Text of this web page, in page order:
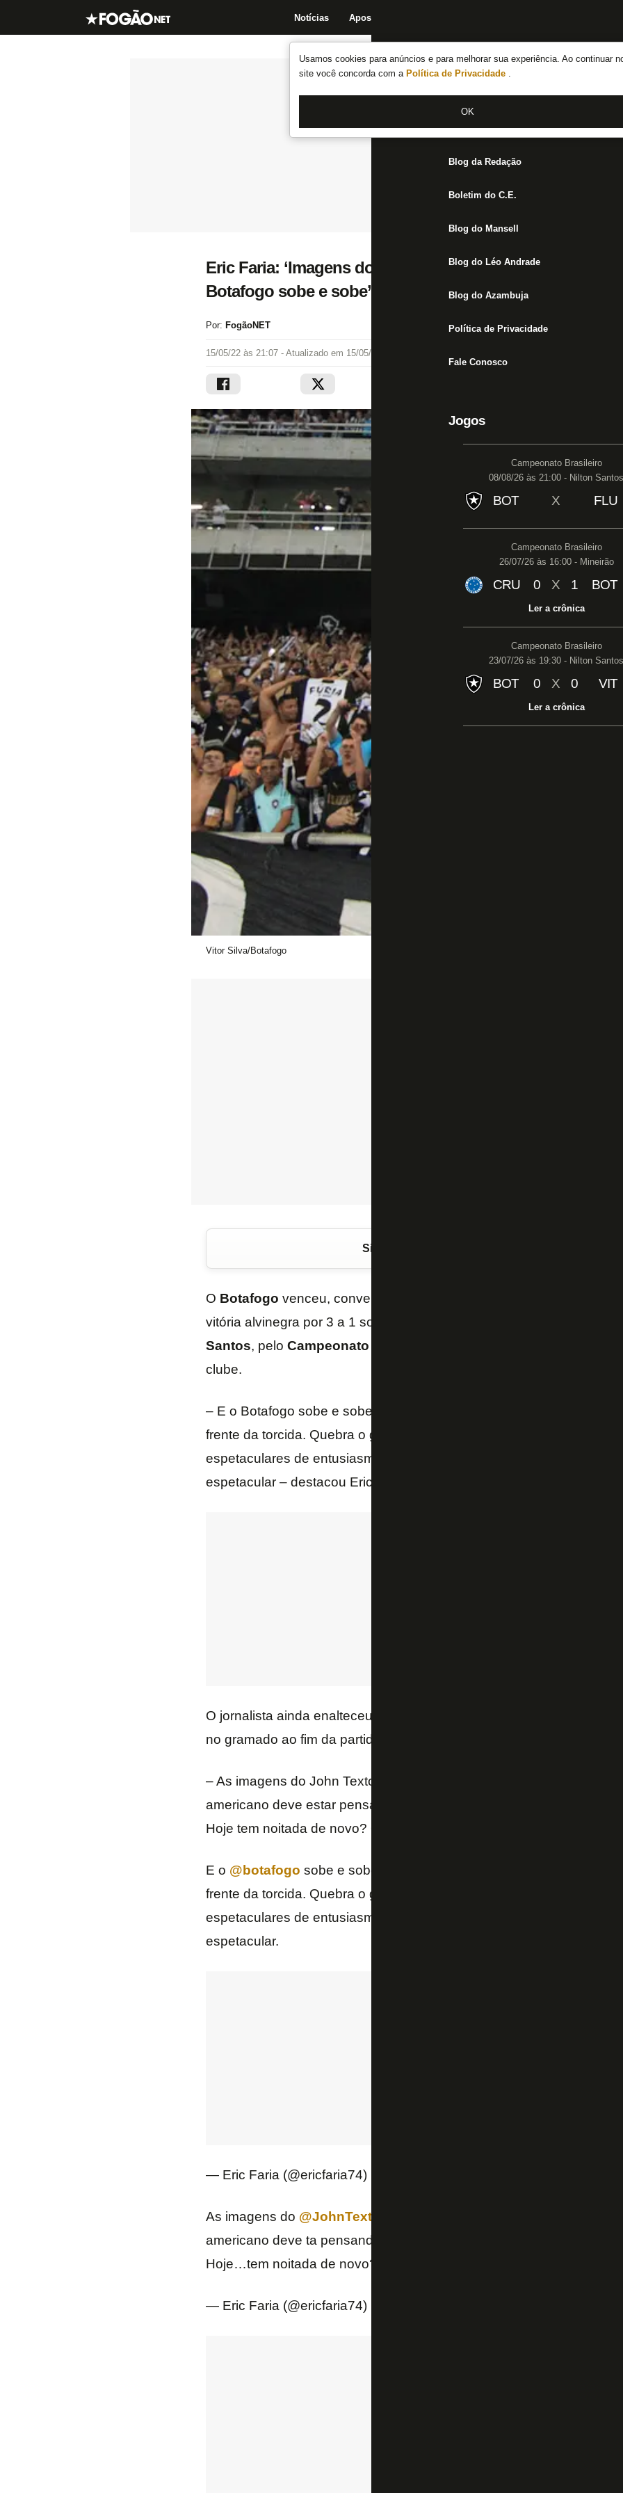
Usamos cookies para anúncios e para melhorar sua experiência. Ao continuar
site você concorda com a Política de Privacidade .
OK
Notícias Apostas
Notícias do Botafogo
Fórum
Jogos
Blog da Redação
Boletim do C.E.
Blog do Mansell
Blog do Léo Andrade
Blog do Azambuja
Política de Privacidade
Fale Conosco
Jogos
Campeonato Brasileiro
08/08/26 às 21:00 - Nilton Santos
BOT X FLU
Campeonato Brasileiro
26/07/26 às 16:00 - Mineirão
CRU 0 X 1 BOT
Ler a crônica
Campeonato Brasileiro
23/07/26 às 19:30 - Nilton Santos
BOT 0 X 0 VIT
Ler a crônica
Eric Faria: ‘Imagens do John Textor com a torcida são
Botafogo sobe e sobe’
Por: FogãoNET
15/05/22 às 21:07 - Atualizado em 15/05/22 às 21:20
Vitor Silva/Botafogo
Siga o FogãoNET
O Botafogo venceu, convenceu e fez a festa mais bonita do fim de
vitória alvinegra por 3 a 1 sobre o
Santos, pelo Campeonato Brasileiro
clube.
– E o Botafogo sobe e sobe na tabela. E essa vitória é importante
frente da torcida. Quebra o gelo das rodadas anteriores no Niltão.
espetaculares de entusiasmo que o clube há tempos não vivia. Que
espetacular – destacou Eric Faria.
O jornalista ainda enalteceu o empresário americano
no gramado ao fim da partida.
– As imagens do John Textor com a torcida são incríveis. Ele com a
americano deve estar pensando: “Por que eu demorei tanto para
Hoje tem noitada de novo? Quebra tudo, patrão!!! – completou.
E o @botafogo sobe e sobe na tabela. E essa vitória é importante
frente da torcida. Quebra o gelo das rodadas anteriores no Niltão.
espetaculares de entusiasmo que o clube há tempos não vivia. Que
espetacular.
— Eric Faria (@ericfaria74)
As imagens do @JohnTextor
americano deve ta pensando: “Pq eu demorei tanto para comprar o
Hoje…tem noitada de novo? Quebra tudo, patrão!!!
— Eric Faria (@ericfaria74)